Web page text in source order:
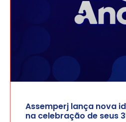
Assemperj lança nova
na celebração de seus